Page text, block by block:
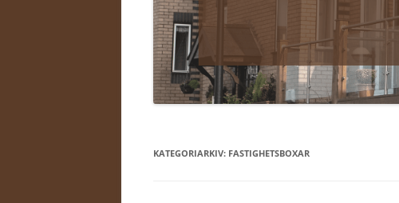
KATEGORIARKIV: FASTIGHETSBOXAR